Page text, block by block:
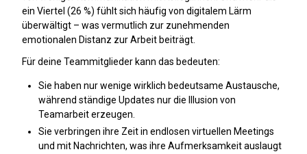
ein Viertel (26 %) fühlt sich häufig von digitalem Lärm
überwältigt – was vermutlich zur zunehmenden
emotionalen Distanz zur Arbeit beiträgt.
Für deine Teammitglieder kann das bedeuten:
Sie haben nur wenige wirklich bedeutsame Austausche,
während ständige Updates nur die Illusion von
Teamarbeit erzeugen.
Sie verbringen ihre Zeit in endlosen virtuellen Meetings
und mit Nachrichten, was ihre Aufmerksamkeit auslaugt